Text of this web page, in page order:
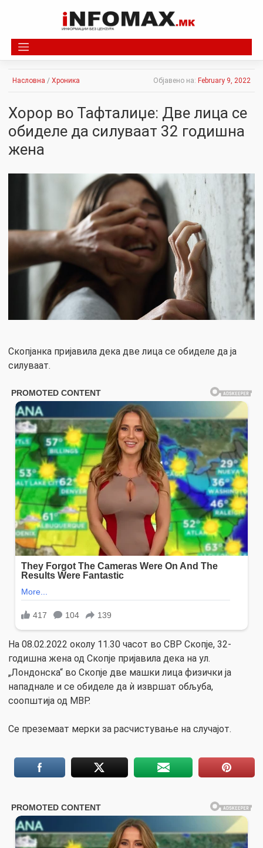
Насловна / Хроника Објавено на: February 9, 2022
Хоpop во Тафталиџе: Две лица се
обиделе да cилуваат 32 годишна
жена
Скопјанка пријавила дека две лица се обиделе да ја
силуваат.
На 08.02.2022 околу 11.30 часот во СВР Скопје, 32-
годишна жена од Скопје пријавила дека на ул.
„Лондонска“ во Скопје две машки лица физички ја
нападнале и се обиделе да ѝ извршат обљуба,
соопштија од МВР.
Се преземаат мерки за расчистување на случајот.